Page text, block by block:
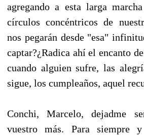
agregando a esta larga
círculos concéntricos de
nos pegarán desde "esa"
captar?¿Radica ahí el encanto
cuando alguien sufre, las
sigue, los cumpleaños, aquel
Conchi, Marcelo, dejadme
vuestro más. Para siempre